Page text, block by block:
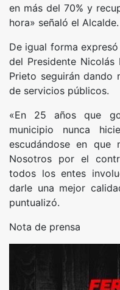
en más del 70% y
hora» señaló el Alcalde.
De igual forma
del Presidente
Prieto seguirán dando
de servicios públicos.
«En 25 años que
municipio nunca
escudándose en que
Nosotros por el
todos los entes
darle una mejor
puntualizó.
Nota de prensa